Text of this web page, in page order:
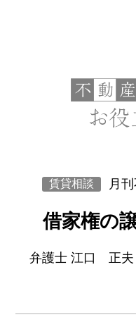
賃貸相談 月
借家権の
弁護士 江口 正夫